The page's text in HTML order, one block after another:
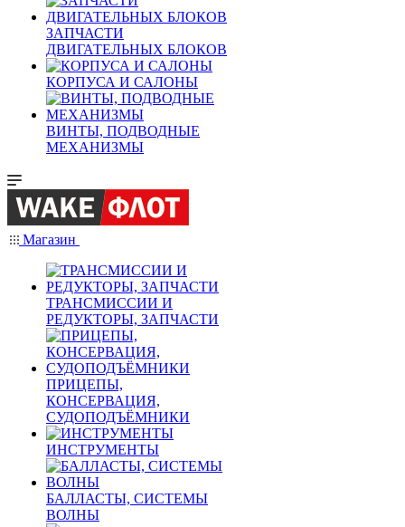
ЗАПЧАСТИ
ДВИГАТЕЛЬНЫХ БЛОКОВ
КОРПУСА И САЛОНЫ
ВИНТЫ, ПОДВОДНЫЕ
МЕХАНИЗМЫ
Магазин
ТРАНСМИССИИ И
РЕДУКТОРЫ, ЗАПЧАСТИ
ПРИЦЕПЫ,
КОНСЕРВАЦИЯ,
СУДОПОДЪЁМНИКИ
ИНСТРУМЕНТЫ
БАЛЛАСТЫ, СИСТЕМЫ
ВОЛНЫ